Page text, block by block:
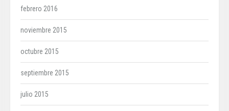
febrero 2016
noviembre 2015
octubre 2015
septiembre 2015
julio 2015